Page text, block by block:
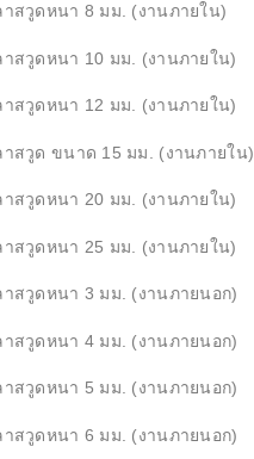
สวูดหนา 8 มม. (งานภายใน)
สวูดหนา 10 มม. (งานภายใน)
สวูดหนา 12 มม. (งานภายใน)
าสวูด ขนาด 15 มม. (งานภายใน)
สวูดหนา 20 มม. (งานภายใน)
สวูดหนา 25 มม. (งานภายใน)
สวูดหนา 3 มม. (งานภายนอก)
สวูดหนา 4 มม. (งานภายนอก)
สวูดหนา 5 มม. (งานภายนอก)
สวูดหนา 6 มม. (งานภายนอก)